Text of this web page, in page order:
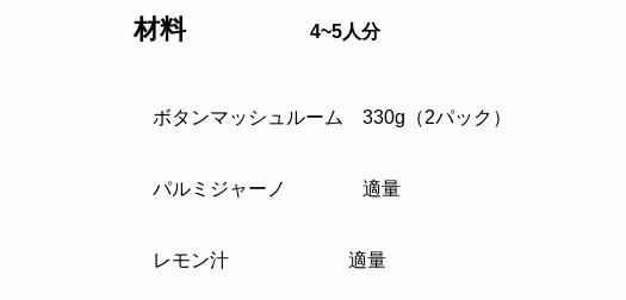
材料 4~5人分
ボタンマッシュルーム 330g（2パック）
パルミジャーノ 適量
レモン汁 適量